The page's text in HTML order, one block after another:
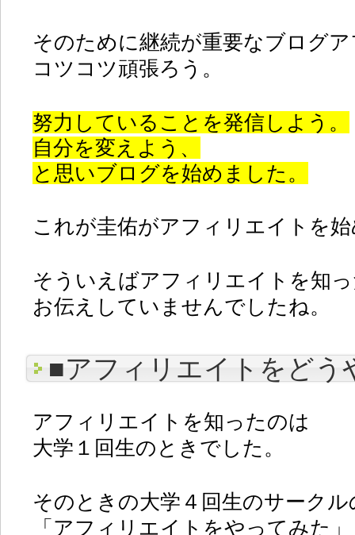
そのために継続が重要なブログ
コツコツ頑張ろう。
努力していることを発信しよう。
自分を変えよう、
と思いブログを始めました。
これが圭佑がアフィリエイトを
そういえばアフィリエイトを知
お伝えしていませんでしたね。
■アフィリエイトをどう
アフィリエイトを知ったのは
大学１回生のときでした。
そのときの大学４回生のサークル
「アフィリエイトをやってみた」